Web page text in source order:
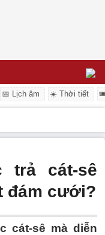
📅 Lịch âm ☀️ Thời tiết
trả cát-sê
đám cưới?
cát-sê mà diễn